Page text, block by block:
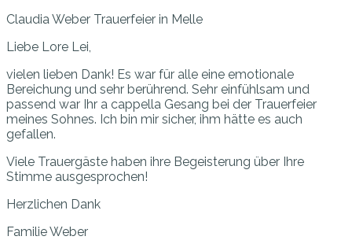
Claudia Weber Trauerfeier in Melle
Liebe Lore Lei,
vielen lieben Dank! Es war für alle eine emotionale
Bereichung und sehr berührend. Sehr einfühlsam und
passend war Ihr a cappella Gesang bei der Trauerfeier
meines Sohnes. Ich bin mir sicher, ihm hätte es auch
gefallen.
Viele Trauergäste haben ihre Begeisterung über Ihre
Stimme ausgesprochen!
Herzlichen Dank
Familie Weber